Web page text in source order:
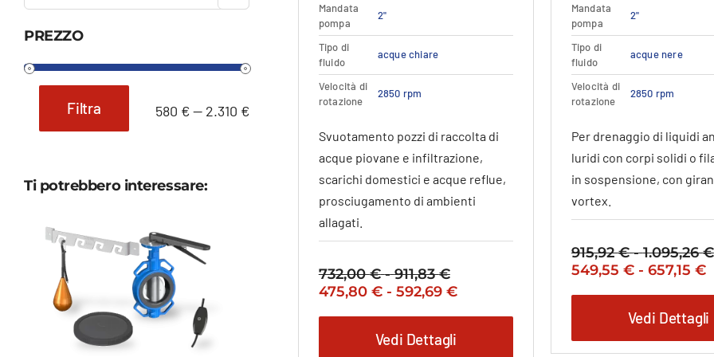
PREZZO
Filtra 580 €— 2.310 €
Ti potrebbero interessare:
opzioni
possono
essere
scelte
del
prodotto
Mandata
pompa
2"
Tipo di
fluido
acque chiare
Velocità di
rotazione
2850 rpm
Svuotamento pozzi di raccolta di
acque piovane e infiltrazione,
scarichi domestici e acque reflue,
prosciugamento di ambienti
allagati.
732,00€ - 911,83€Fascia
di
732,00 €
Il
475,80 € - 592,69 €Fascia
Il
Vedi Dettagli
opzioni
possono
essere
scelte
del
prodotto
Mandata
pompa
2"
Tipo di
fluido
acque nere
Velocità di
rotazione
2850 rpm
Per drenaggio di liquidi
luridi con corpi solidi o
in sospensione, con
vortex.
915,92€ - 1.095,26€
Il
915,92 €
549,55 € - 657,15 €
da
Il
è:
Vedi Dettagli